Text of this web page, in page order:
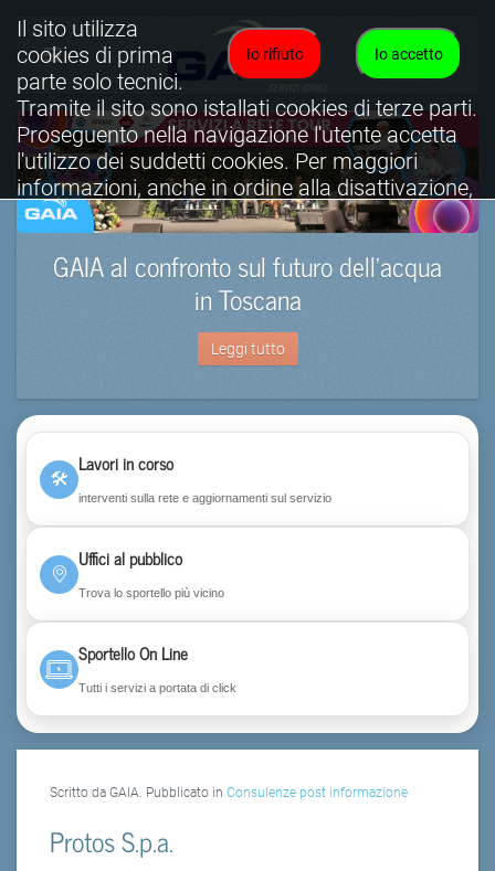
GAIA al confronto sul futuro dell’acqua
in Toscana
Leggi tutto
🛠
Lavori in corso
interventi sulla rete e aggiornamenti sul servizio
Uffici al pubblico
Trova lo sportello più vicino
Sportello On Line
Tutti i servizi a portata di click
Scritto da GAIA. Pubblicato in Consulenze post informazione
Protos S.p.a.
Io accetto
Io rifiuto
Il sito utilizza
cookies di prima
parte solo tecnici.
Tramite il sito sono istallati cookies di terze parti.
Proseguento nella navigazione l'utente accetta
l'utilizzo dei suddetti cookies. Per maggiori
informazioni, anche in ordine alla disattivazione,
è possibile consultare l'informativa cookies
completa.
Visualizza informativa completa.